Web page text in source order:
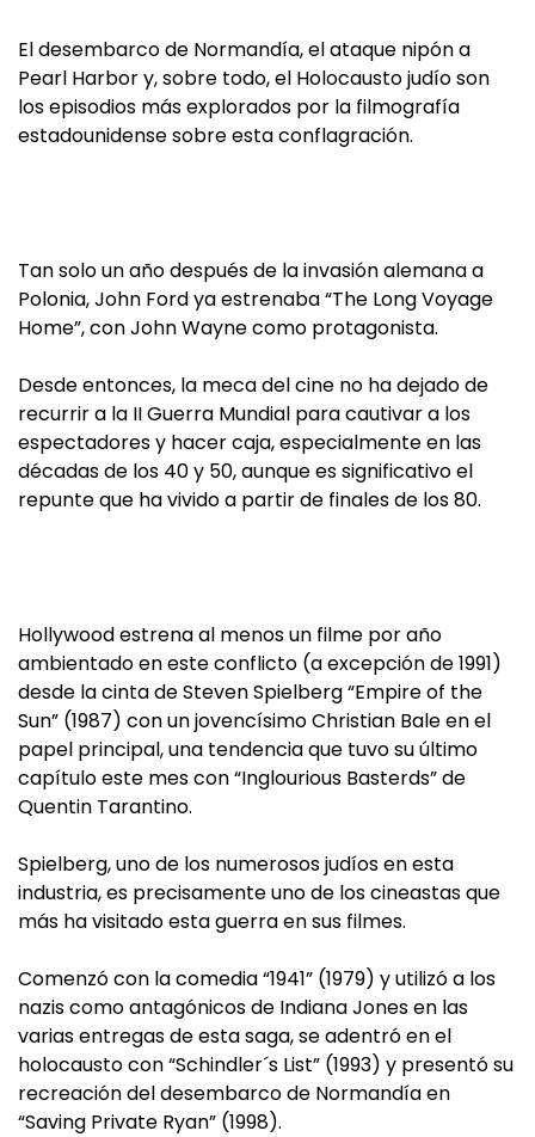
El desembarco de Normandía, el ataque nipón a
Pearl Harbor y, sobre todo, el Holocausto judío son
los episodios más explorados por la filmografía
estadounidense sobre esta conflagración.
Tan solo un año después de la invasión alemana a
Polonia, John Ford ya estrenaba “The Long Voyage
Home”, con John Wayne como protagonista.
Desde entonces, la meca del cine no ha dejado de
recurrir a la II Guerra Mundial para cautivar a los
espectadores y hacer caja, especialmente en las
décadas de los 40 y 50, aunque es significativo el
repunte que ha vivido a partir de finales de los 80.
Hollywood estrena al menos un filme por año
ambientado en este conflicto (a excepción de 1991)
desde la cinta de Steven Spielberg “Empire of the
Sun” (1987) con un jovencísimo Christian Bale en el
papel principal, una tendencia que tuvo su último
capítulo este mes con “Inglourious Basterds” de
Quentin Tarantino.
Spielberg, uno de los numerosos judíos en esta
industria, es precisamente uno de los cineastas que
más ha visitado esta guerra en sus filmes.
Comenzó con la comedia “1941” (1979) y utilizó a los
nazis como antagónicos de Indiana Jones en las
varias entregas de esta saga, se adentró en el
holocausto con “Schindler´s List” (1993) y presentó su
recreación del desembarco de Normandía en
“Saving Private Ryan” (1998).